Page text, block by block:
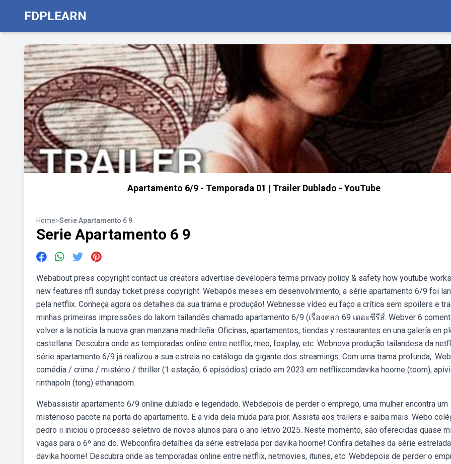
FDPLEARN
Apartamento 6/9 - Temporada 01 | Trailer Dublado - YouTube
Home>Serie Apartamento 6 9
Serie Apartamento 6 9
Webabout press copyright contact us creators advertise developers terms privacy policy & safety how youtube
new features nfl sunday ticket press copyright. Webapós meses em desenvolvimento, a série apartamento 6/9 foi
pela netflix. Conheça agora os detalhes da sua trama e produção! Webnesse vídeo eu faço a crítica sem spoilers e
minhas primeiras impressões do lakorn tailandês chamado apartamento 6/9 (เรื่องตลก 69 เดอะซีรีส์. Webver 6
volver a la noticia la nueva gran manzana madrileña: Oficinas, apartamentos, tiendas y restaurantes en una galería en
castellana. Descubra onde as temporadas online entre netflix, meo, foxplay, etc. Webnova produção tailandesa da
série apartamento 6/9 já realizou a sua estreia no catálogo da gigante dos streamings. Com uma trama profunda,.
comédia / crime / mistério / thriller (1 estação, 6 episódios) criado em 2023 em netflixcomdavika hoorne (toom),
rinthapoln (tong) ethanaporn.
Webassistir apartamento 6/9 online dublado e legendado. Webdepois de perder o emprego, uma mulher encontra um
misterioso pacote na porta do apartamento. E a vida dela muda para pior. Assista aos trailers e saiba mais. Webo
pedro ii iniciou o processo seletivo de novos alunos para o ano letivo 2025. Neste momento, são oferecidas quase
vagas para o 6º ano do. Webconfira detalhes da série estrelada por davika hoorne! Confira detalhes da série
davika hoorne! Descubra onde as temporadas online entre netflix, netmovies, itunes, etc. Webdepois de perder o